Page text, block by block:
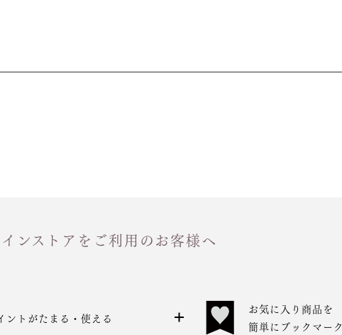
ンストアをご利用のお客様へ
ントがたまる・使える
お気に入り商品を
簡単にブックマーク